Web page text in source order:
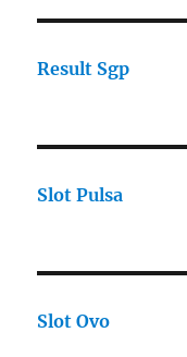
Result Sgp
Slot Pulsa
Slot Ovo